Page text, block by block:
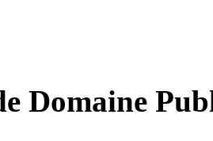
Domaine